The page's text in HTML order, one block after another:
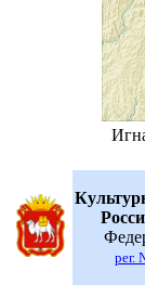
рег.